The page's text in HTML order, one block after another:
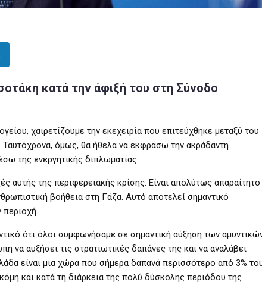
κατά την άφιξή του στη Σύνοδο
χαιρετίζουμε την εκεχειρία που επιτεύχθηκε μεταξύ του
όμως, θα ήθελα να εκφράσω την ακράδαντη
της ενεργητικής διπλωματίας.
αυτής της περιφερειακής κρίσης. Είναι απολύτως απαραίτητο
βοήθεια στη Γάζα. Αυτό αποτελεί σημαντικό
περιοχή.
ότι όλοι συμφωνήσαμε σε σημαντική αύξηση των
να αυξήσει τις στρατιωτικές δαπάνες της και να αναλάβει
είναι μια χώρα που σήμερα δαπανά περισσότερο από 3%
και κατά τη διάρκεια της πολύ δύσκολης περιόδου της